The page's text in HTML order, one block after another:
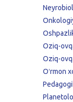
Oziq-
Oziq-
Oʻrmon